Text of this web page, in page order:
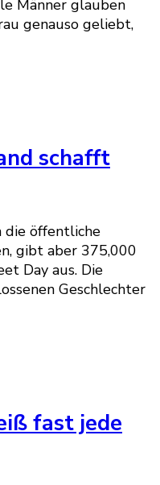
Männer glauben
genauso geliebt,
schafft
die öffentliche
gibt aber 375,000
Day aus. Die
Geschlechter
fast jede